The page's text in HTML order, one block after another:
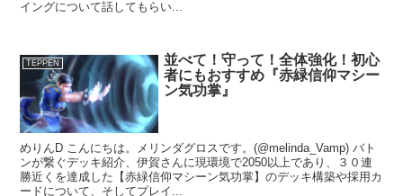
イングについて話してもらい...
TEPPEN
並べて！守って！全体強化！初心
者にもおすすめ『赤緑信仰マシー
ン気功掌』
めりんD こんにちは。メリンダグロスです。(@melinda_Vamp) バト
ンが繋ぐデッキ紹介、伊賀さんに現環境で2050以上であり、３０連
勝近くを達成した【赤緑信仰マシーン気功掌】のデッキ構築や採用カ
ードについて、そしてプレイ...